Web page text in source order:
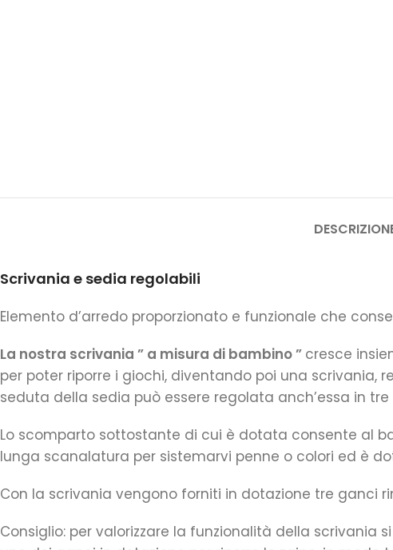
Scrivania e sedia regolabili
Elemento d’arredo proporzionato e funzionale che
La nostra scrivania ” a misura di bambino ” cresce
per poter riporre i giochi, diventando poi una scrivania,
seduta della sedia può essere regolata anch’essa in tre
Lo scomparto sottostante di cui è dotata consente al
lunga scanalatura per sistemarvi penne o colori ed è
Con la scrivania vengono forniti in dotazione tre ganci
Consiglio: per valorizzare la funzionalità della